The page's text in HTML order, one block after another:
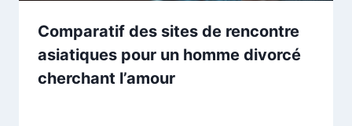
Comparatif des sites de rencontre
asiatiques pour un homme divorcé
cherchant l’amour